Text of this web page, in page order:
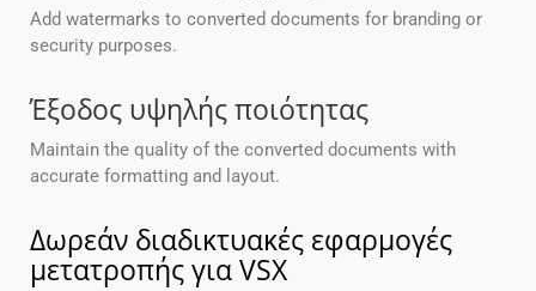
Add watermarks to converted documents for branding or
security purposes.
Έξοδος υψηλής ποιότητας
Maintain the quality of the converted documents with
accurate formatting and layout.
Δωρεάν διαδικτυακές εφαρμογές
μετατροπής για VSX